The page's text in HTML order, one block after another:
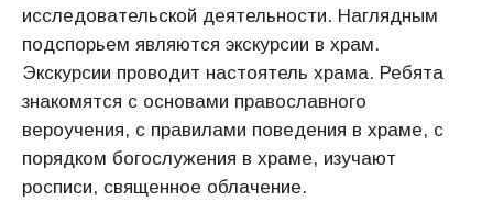
исследовательской деятельности. Наглядным
подспорьем являются экскурсии в храм.
Экскурсии проводит настоятель храма. Ребята
знакомятся с основами православного
вероучения, с правилами поведения в храме, с
порядком богослужения в храме, изучают
росписи, священное облачение.